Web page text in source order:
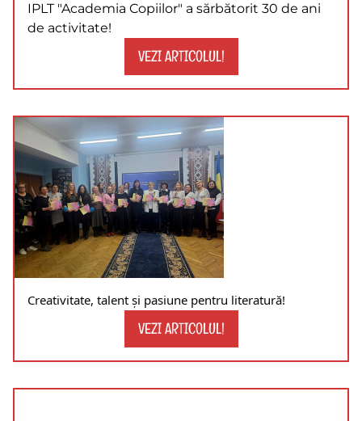
IPLT "Academia Copiilor" a sărbătorit 30 de ani
de activitate!
VEZI ARTICOLUL!
Creativitate, talent și pasiune pentru literatură!
VEZI ARTICOLUL!